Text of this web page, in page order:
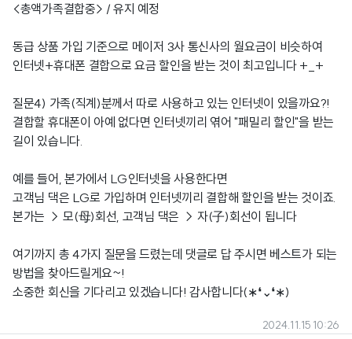
<총액가족결합중> / 유지 예정
동급 상품 가입 기준으로 메이저 3사 통신사의 월요금이 비슷하여
인터넷+휴대폰 결합으로 요금 할인을 받는 것이 최고입니다 +_+
질문4) 가족(직계)분께서 따로 사용하고 있는 인터넷이 있을까요?!
결합할 휴대폰이 아예 없다면 인터넷끼리 엮어 "패밀리 할인"을 받는
길이 있습니다.
예를 들어, 본가에서 LG인터넷을 사용한다면
고객님 댁은 LG로 가입하며 인터넷끼리 결합해 할인을 받는 것이죠.
본가는 → 모(母)회선, 고객님 댁은 → 자(子)회선이 됩니다
여기까지 총 4가지 질문을 드렸는데 댓글로 답 주시면 베스트가 되는
방법을 찾아드릴게요~!
소중한 회신을 기다리고 있겠습니다! 감사합니다(∗❛⌄❛∗)
2024.11.15 10:26